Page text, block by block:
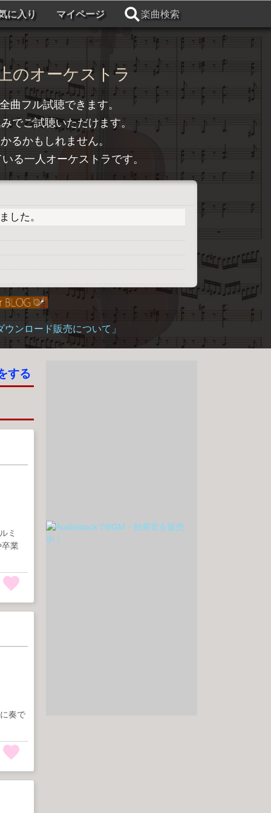
に入り マイページ 楽曲検索
のオーケストラ
曲フル試聴できます。
でご試聴いただけます。
るかもしれません。
る一人オーケストラです。
した。
ンロード販売について」
する
ミ
業
奏で